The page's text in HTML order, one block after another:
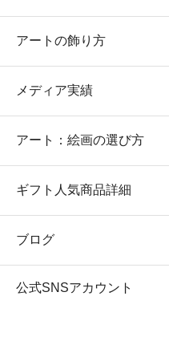
アートの飾り方
メディア実績
アート：絵画の選び方
ギフト人気商品詳細
ブログ
公式SNSアカウント